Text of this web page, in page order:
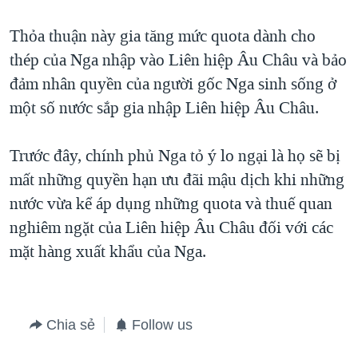
GIÁO DỤC
CÁC GIÁ TRỊ CỘNG HÒA Ở VIỆT NAM
THƯỢNG ĐỈNH TRUMP-KIM TẠI VIỆT NAM
TRỊNH VĨNH BÌNH VS. CHÍNH PHỦ VIỆT NAM
BÊN KIA QUỐC LỘ: TIẾNG VỌNG TỪ NÔNG THÔN MỸ
QUAN HỆ VIỆT MỸ
Thỏa thuận này gia tăng mức quota dành cho
thép của Nga nhập vào Liên hiệp Âu Châu và bảo
đảm nhân quyền của người gốc Nga sinh sống ở
một số nước sắp gia nhập Liên hiệp Âu Châu.
Trước đây, chính phủ Nga tỏ ý lo ngại là họ sẽ bị
mất những quyền hạn ưu đãi mậu dịch khi những
nước vừa kể áp dụng những quota và thuế quan
nghiêm ngặt của Liên hiệp Âu Châu đối với các
mặt hàng xuất khẩu của Nga.
Chia sẻ Follow us